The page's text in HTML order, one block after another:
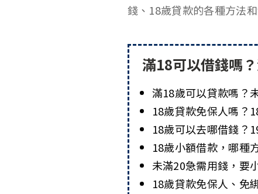
錢、18歲貸款的各種方法
滿18可以借錢嗎
滿18歲可以貸款嗎？
18歲貸款免保人嗎？
18歲可以去哪借錢？
18歲小額借款，哪種
未滿20急需用錢，要
18歲貸款免保人、免